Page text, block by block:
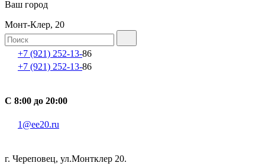
Ваш город
Монт-Клер, 20
+7 (921) 252-13-86
+7 (921) 252-13-86
С 8:00 до 20:00
1@ee20.ru
г. Череповец, ул.Монтклер 20.